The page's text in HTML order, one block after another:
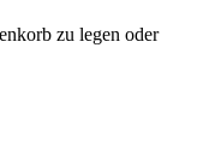
zu legen oder